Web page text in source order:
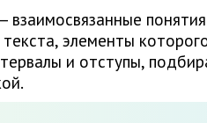
взаимосвязанные
элементы
и отступы,